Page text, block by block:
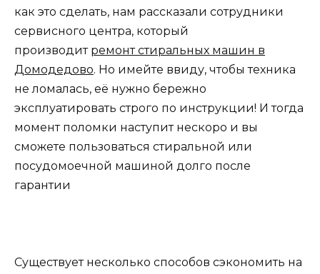
как это сделать, нам рассказали сотрудники
сервисного центра, который
производит ремонт стиральных машин в
Домодедово. Но имейте ввиду, чтобы техника
не ломалась, её нужно бережно
эксплуатировать строго по инструкции! И тогда
момент поломки наступит нескоро и вы
сможете пользоваться стиральной или
посудомоечной машиной долго после
гарантии
Существует несколько способов сэкономить на